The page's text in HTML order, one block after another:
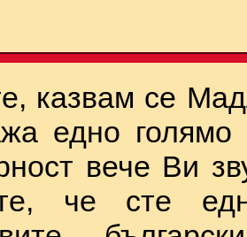
казвам се
едно голямо
вече Ви
че сте